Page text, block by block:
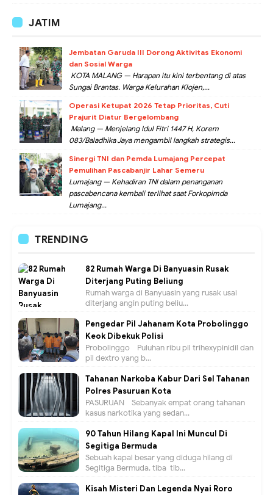
JATIM
Jembatan Garuda III Dorong Aktivitas Ekonomi
dan Sosial Warga
KOTA MALANG — Harapan itu kini terbentang di atas
Sungai Brantas. Warga Kelurahan Klojen,...
Operasi Ketupat 2026 Tetap Prioritas, Cuti
Prajurit Diatur Bergelombang
Malang — Menjelang Idul Fitri 1447 H, Korem
083/Baladhika Jaya mengambil langkah strategis...
Sinergi TNI dan Pemda Lumajang Percepat
Pemulihan Pascabanjir Lahar Semeru
Lumajang — Kehadiran TNI dalam penanganan
pascabencana kembali terlihat saat Forkopimda
Lumajang...
TRENDING
82 Rumah Warga Di Banyuasin Rusak
Diterjang Puting Beliung
Rumah warga di Banyuasin yang rusak usai
diterjang angin puting beliu...
Pengedar Pil Jahanam Kota Probolinggo
Keok Dibekuk Polisi
Probolinggo - Puluhan ribu pil trihexypinidil dan
pil dextro yang b...
Tahanan Narkoba Kabur Dari Sel Tahanan
Polres Pasuruan Kota
PASURUAN - Sebanyak empat orang tahanan
kasus narkotika yang sedan...
90 Tahun Hilang Kapal Ini Muncul Di
Segitiga Bermuda
Sebuah kapal besar yang diduga hilang di
Segitiga Bermuda, tiba-tib...
Kisah Misteri Dan Legenda Nyai Roro